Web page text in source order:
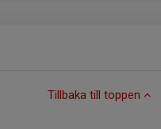
Tillbaka till toppen